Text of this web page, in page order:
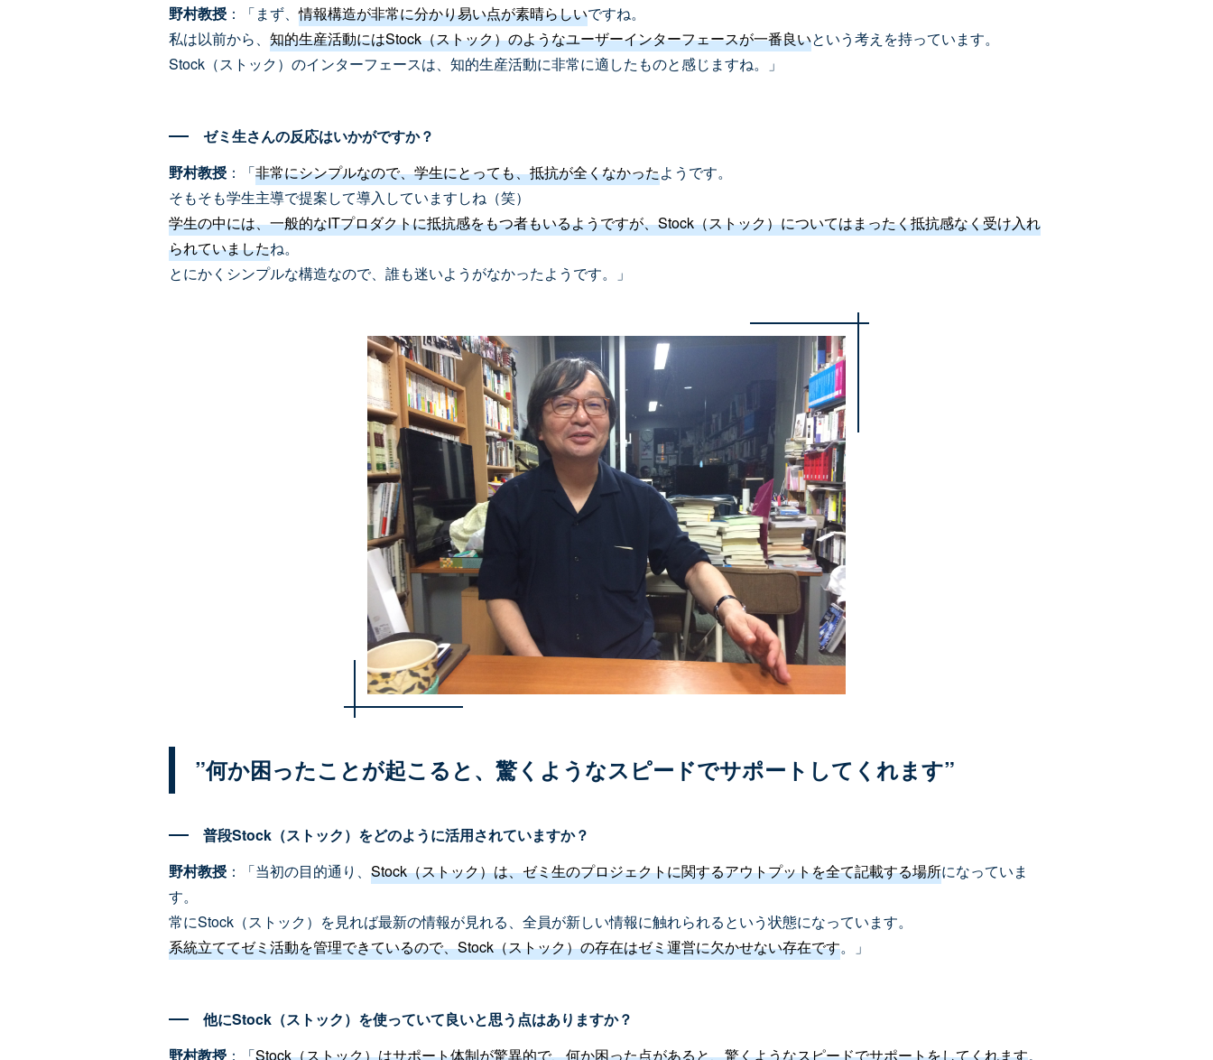
野村教授 ：「まず、情報構造が非常に分かり易い点が素晴らしいですね。
私は以前から、 知的生産活動にはStock（ストック）のようなユーザーインターフェースが一番良いという考えを持っています。
Stock（ストック）のインターフェースは、知的生産活動に非常に適したものと感じますね。」
ゼミ生さんの反応はいかがですか？
野村教授 ：「非常にシンプルなので、学生にとっても、抵抗が全くなかったようです。
そもそも学生主導で提案して導入していますしね（笑）
学生の中には、一般的なITプロダクトに抵抗感をもつ者もいるようですが、Stock（ストック）についてはまったく抵抗感なく受け入れ
られていましたね。
とにかくシンプルな構造なので、誰も迷いようがなかったようです。」
”何か困ったことが起こると、驚くようなスピードでサポートしてくれます”
普段Stock（ストック）をどのように活用されていますか？
野村教授 ：「当初の目的通り、 Stock（ストック）は、ゼミ生のプロジェクトに関するアウトプットを全て記載する場所になっていま
す。
常にStock（ストック）を見れば最新の情報が見れる、全員が新しい情報に触れられるという状態になっています。
系統立ててゼミ活動を管理できているので、Stock（ストック）の存在はゼミ運営に欠かせない存在です。」
他にStock（ストック）を使っていて良いと思う点はありますか？
野村教授 ：「Stock（ストック）はサポート体制が驚異的で、何か困った点があると、驚くようなスピードでサポートをしてくれます。